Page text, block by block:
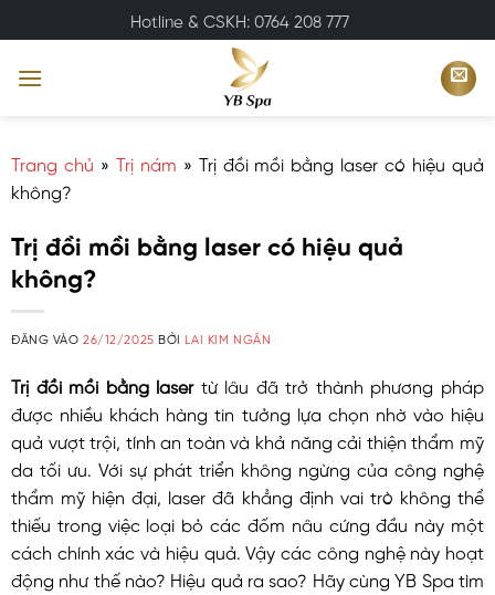
qua
nội
Hotline & CSKH: 0764 208 777
Trang chủ » Trị nám » Trị đồi mồi bằng laser có hiệu quả
không?
Trị đồi mồi bằng laser có hiệu quả
không?
ĐĂNG VÀO26/12/2025 BỞI LAI KIM NGÂN
Trị đồi mồi bằng laser từ lâu đã trở thành phương pháp
được nhiều khách hàng tin tưởng lựa chọn nhờ vào hiệu
quả vượt trội, tính an toàn và khả năng cải thiện thẩm mỹ
da tối ưu. Với sự phát triển không ngừng của công nghệ
thẩm mỹ hiện đại, laser đã khẳng định vai trò không thể
thiếu trong việc loại bỏ các đốm nâu cứng đầu này một
cách chính xác và hiệu quả. Vậy các công nghệ này hoạt
động như thế nào? Hiệu quả ra sao? Hãy cùng YB Spa tìm